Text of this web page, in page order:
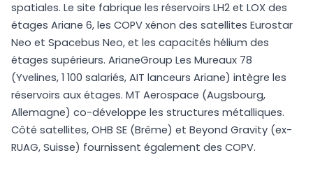
spatiales. Le site fabrique les réservoirs LH2 et LOX des
étages Ariane 6, les COPV xénon des satellites Eurostar
Neo et Spacebus Neo, et les capacités hélium des
étages supérieurs. ArianeGroup Les Mureaux 78
(Yvelines, 1 100 salariés, AIT lanceurs Ariane) intègre les
réservoirs aux étages. MT Aerospace (Augsbourg,
Allemagne) co-développe les structures métalliques.
Côté satellites, OHB SE (Brême) et Beyond Gravity (ex-
RUAG, Suisse) fournissent également des COPV.